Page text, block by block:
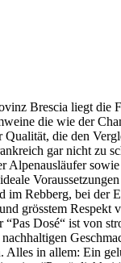
Brescia liegt die
die wie der
die den
gar nicht zu
Alpenausläufer
im Rebberg, bei der
grösstem Respekt
Dosé“ ist von
Alles in allem: Ein